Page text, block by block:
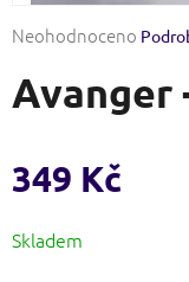
Průměrné
produktu
je
5
hvězdiček.
Neohodnoceno
Avanger
349 Kč
cena:
Skladem